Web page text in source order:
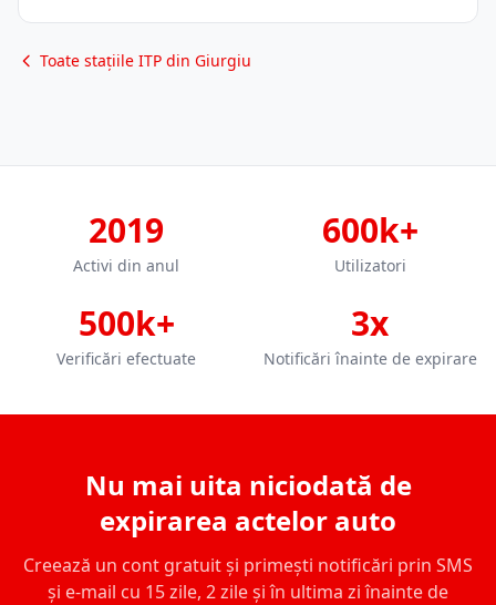
Toate stațiile ITP din Giurgiu
2019
Activi din anul
600k+
Utilizatori
500k+
Verificări efectuate
3x
Notificări înainte de expirare
Nu mai uita niciodată de
expirarea actelor auto
Creează un cont gratuit și primești notificări prin SMS
și e-mail cu 15 zile, 2 zile și în ultima zi înainte de